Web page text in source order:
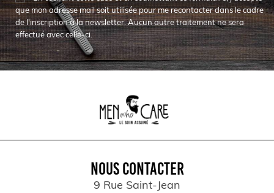
que mon adresse mail soit utilisée pour me recontacter dans le cadre
de l'inscription à la newsletter. Aucun autre traitement ne sera
effectué avec celle-ci.
NOUS CONTACTER
9 Rue Saint-Jean